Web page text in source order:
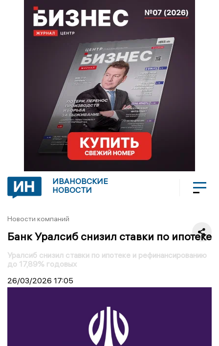
ИВАНОВСКИЕ
НОВОСТИ
Новости компаний
Банк Уралсиб снизил ставки по ипотеке
Уралсиб снизил ставки по ипотеке и рефинансированию
до 17,89% годовых
26/03/2026 17:05